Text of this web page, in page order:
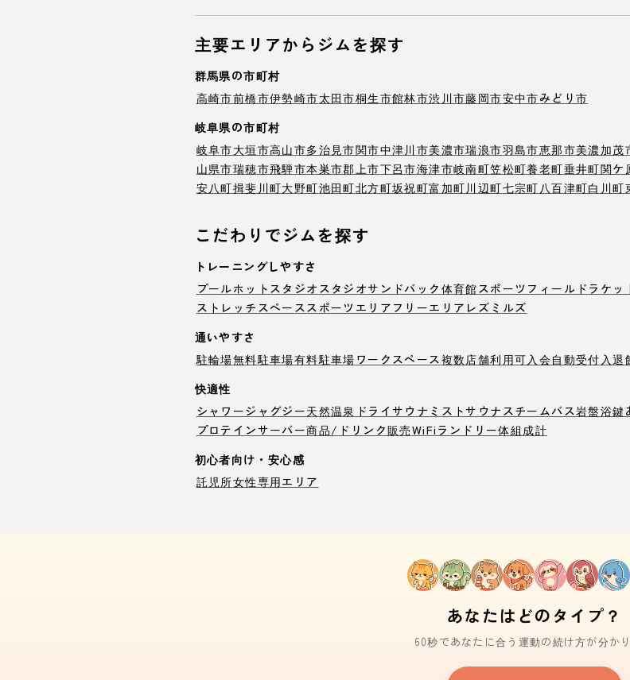
主要エリアからジムを探す
群馬県の市町村
高崎市前橋市伊勢崎市太田市桐生市館林市渋川市藤岡市安中市みどり市
岐阜県の市町村
岐阜市大垣市高山市多治見市関市中津川市美濃市瑞浪市羽島市恵那市美濃加茂
山県市瑞穂市飛騨市本巣市郡上市下呂市海津市岐南町笠松町養老町垂井町関ケ
安八町揖斐川町大野町池田町北方町坂祝町富加町川辺町七宗町 八百津町白川町
こだわりでジムを探す
トレーニングしやすさ
プールホットスタジオ スタジオサンドバック 体育館スポーツフィールド ラケッ
ストレッチスペーススポーツエリア フリーエリア レズミルズ
通いやすさ
駐輪場無料駐車場有料駐車場 ワークスペース複数店舗利用可入会自動受付 入退
快適性
シャワージャグジー天然温泉 ドライサウナ ミストサウナ スチームバス岩盤浴鍵
プロテインサーバー商品/ドリンク販売WiFi ランドリー体組成計
初心者向け・安心感
託児所女性専用エリア
あなたはどのタイプ？
60秒であなたに合う運動の続け方が分か